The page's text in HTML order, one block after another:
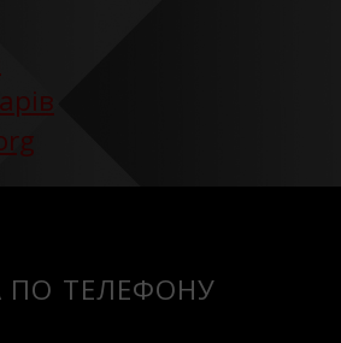
ПО ТЕЛЕФОНУ